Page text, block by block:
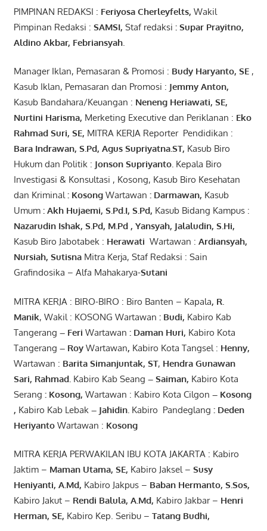
PIMPINAN REDAKSI : Feriyosa Cherleyfelts, Wakil
Pimpinan Redaksi : SAMSI, Staf redaksi : Supar Prayitno,
Aldino Akbar, Febriansyah.
Manager Iklan, Pemasaran & Promosi : Budy Haryanto, SE,
Kasub Iklan, Pemasaran dan Promosi : Jemmy Anton,
Kasub Bandahara/Keuangan : Neneng Heriawati, SE,
Nurtini Harisma, Merketing Executive dan Periklanan : Eko
Rahmad Suri, SE, MITRA KERJA Reporter Pendidikan :
Bara Indrawan, S.Pd, Agus Supriyatna.ST, Kasub Biro
Hukum dan Politik : Jonson Supriyanto. Kepala Biro
Investigasi & Konsultasi , Kosong, Kasub Biro Kesehatan
dan Kriminal: KosongWartawan : Darmawan, Kasub
Umum : Akh Hujaemi, S.Pd.I, S.Pd, Kasub Bidang Kampus :
Nazarudin Ishak, S.Pd, M.Pd, Yansyah, Jalaludin, S.Hi,
Kasub Biro Jabotabek : Herawati Wartawan : Ardiansyah,
Nursiah, SutisnaMitra Kerja, Staf Redaksi : Sain
Grafindosika – Alfa Mahakarya-Sutani
MITRA KERJA : BIRO-BIRO : Biro Banten – Kapala, R.
Manik, Wakil : KOSONG Wartawan : Budi, Kabiro Kab
Tangerang – Feri Wartawan : Daman Huri, Kabiro Kota
Tangerang – RoyWartawan, Kabiro Kota Tangsel : Henny,
Wartawan : Barita Simanjuntak, ST, Hendra Gunawan
Sari, Rahmad. Kabiro Kab Seang – Saiman, Kabiro Kota
Serang : Kosong, Wartawan : Kabiro Kota Cilgon – Kosong
, Kabiro Kab Lebak – Jahidin. Kabiro Pandeglang : Deden
Heriyanto Wartawan : Kosong
MITRA KERJA PERWAKILAN IBU KOTA JAKARTA : Kabiro
Jaktim – Maman Utama, SE, Kabiro Jaksel – Susy
Heniyanti, A.Md, Kabiro Jakpus – Baban Hermanto, S.Sos,
Kabiro Jakut – Rendi Balula, A.Md, Kabiro Jakbar – Henri
Herman, SE, Kabiro Kep. Seribu – Tatang Budhi,